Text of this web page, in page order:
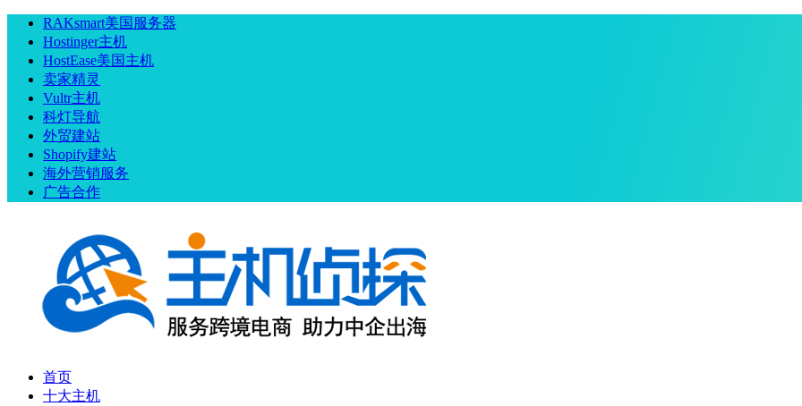
RAKsmart美国服务器
Hostinger主机
HostEase美国主机
卖家精灵
Vultr主机
科灯导航
外贸建站
Shopify建站
海外营销服务
广告合作
首页
十大主机